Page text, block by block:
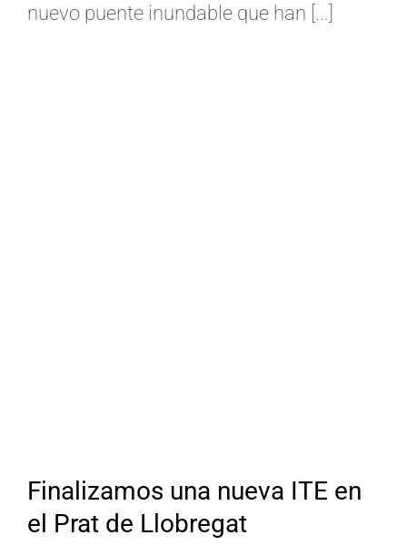
nuevo puente inundable que han [...]
Finalizamos una nueva ITE en
el Prat de Llobregat